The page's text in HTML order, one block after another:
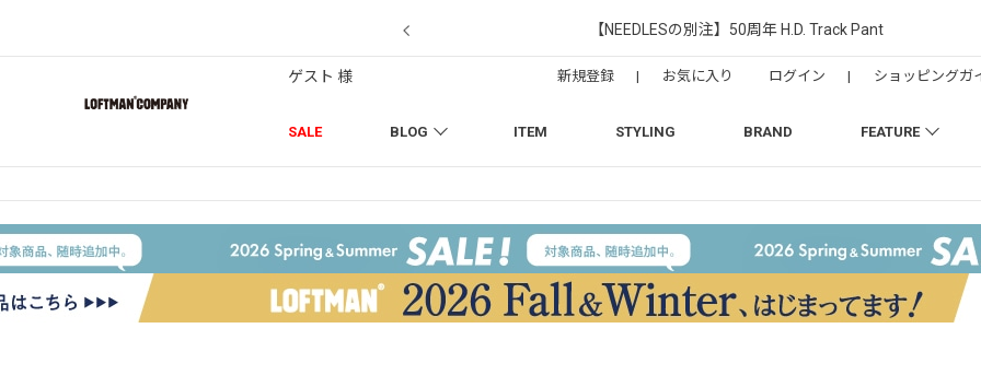
【NEEDLESの別注】50周年 H.D. Track Pant
SALE BLOG ITEM STYLING BRAND FEATURE
ゲスト 様 新規登録 | お気に入り ログイン | ショッピングガ